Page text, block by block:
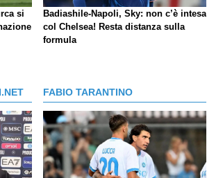
si
Badiashile-Napoli, Sky: non c’è intesa
col Chelsea! Resta distanza sulla
formula
FABIO TARANTINO